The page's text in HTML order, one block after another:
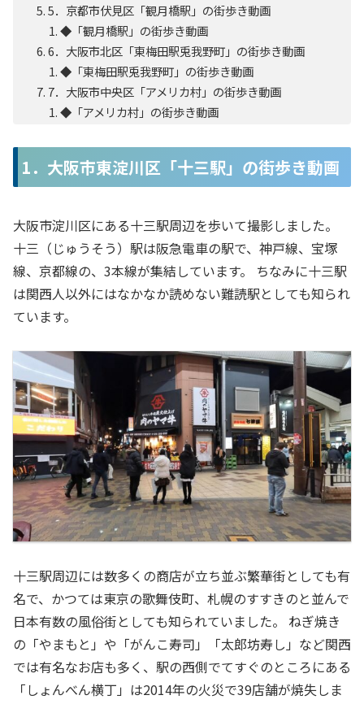
5．京都市伏見区「観月橋駅」の街歩き動画
◆「観月橋駅」の街歩き動画
6．大阪市北区「東梅田駅兎我野町」の街歩き動画
◆「東梅田駅兎我野町」の街歩き動画
7．大阪市中央区「アメリカ村」の街歩き動画
◆「アメリカ村」の街歩き動画
1．大阪市東淀川区「十三駅」の街歩き動画
大阪市淀川区にある十三駅周辺を歩いて撮影しました。
十三（じゅうそう）駅は阪急電車の駅で、神戸線、宝塚
線、京都線の、3本線が集結しています。 ちなみに十三駅
は関西人以外にはなかなか読めない難読駅としても知られ
ています。
十三駅周辺には数多くの商店が立ち並ぶ繁華街としても有
名で、かつては東京の歌舞伎町、札幌のすすきのと並んで
日本有数の風俗街としても知られていました。 ねぎ焼き
の「やまもと」や「がんこ寿司」「太郎坊寿し」など関西
では有名なお店も多く、駅の西側でてすぐのところにある
「しょんべん横丁」は2014年の火災で39店舗が焼失しま